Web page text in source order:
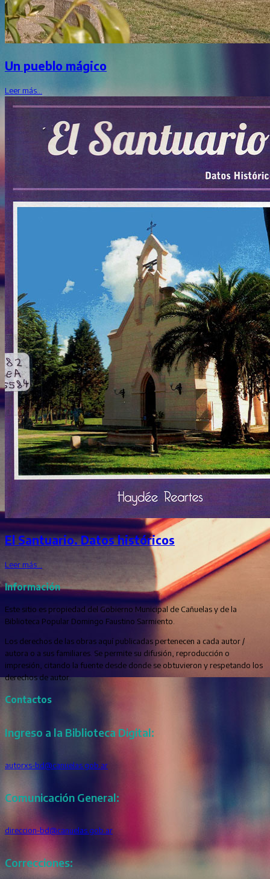
Un pueblo mágico
Leer más…
El Santuario. Datos históricos
Leer más…
Información
Este sitio es propiedad del Gobierno Municipal de Cañuelas y de la
Biblioteca Popular Domingo Faustino Sarmiento.
Los derechos de las obras aquí publicadas pertenecen a cada autor /
autora o a sus familiares. Se permite su difusión, reproducción o
impresión, citando la fuente desde donde se obtuvieron y respetando los
derechos de autor.
Contactos
Ingreso a la Biblioteca Digital:
autorxs-bd@canuelas.gob.ar
Comunicación General:
direccion-bd@canuelas.gob.ar
Correcciones: